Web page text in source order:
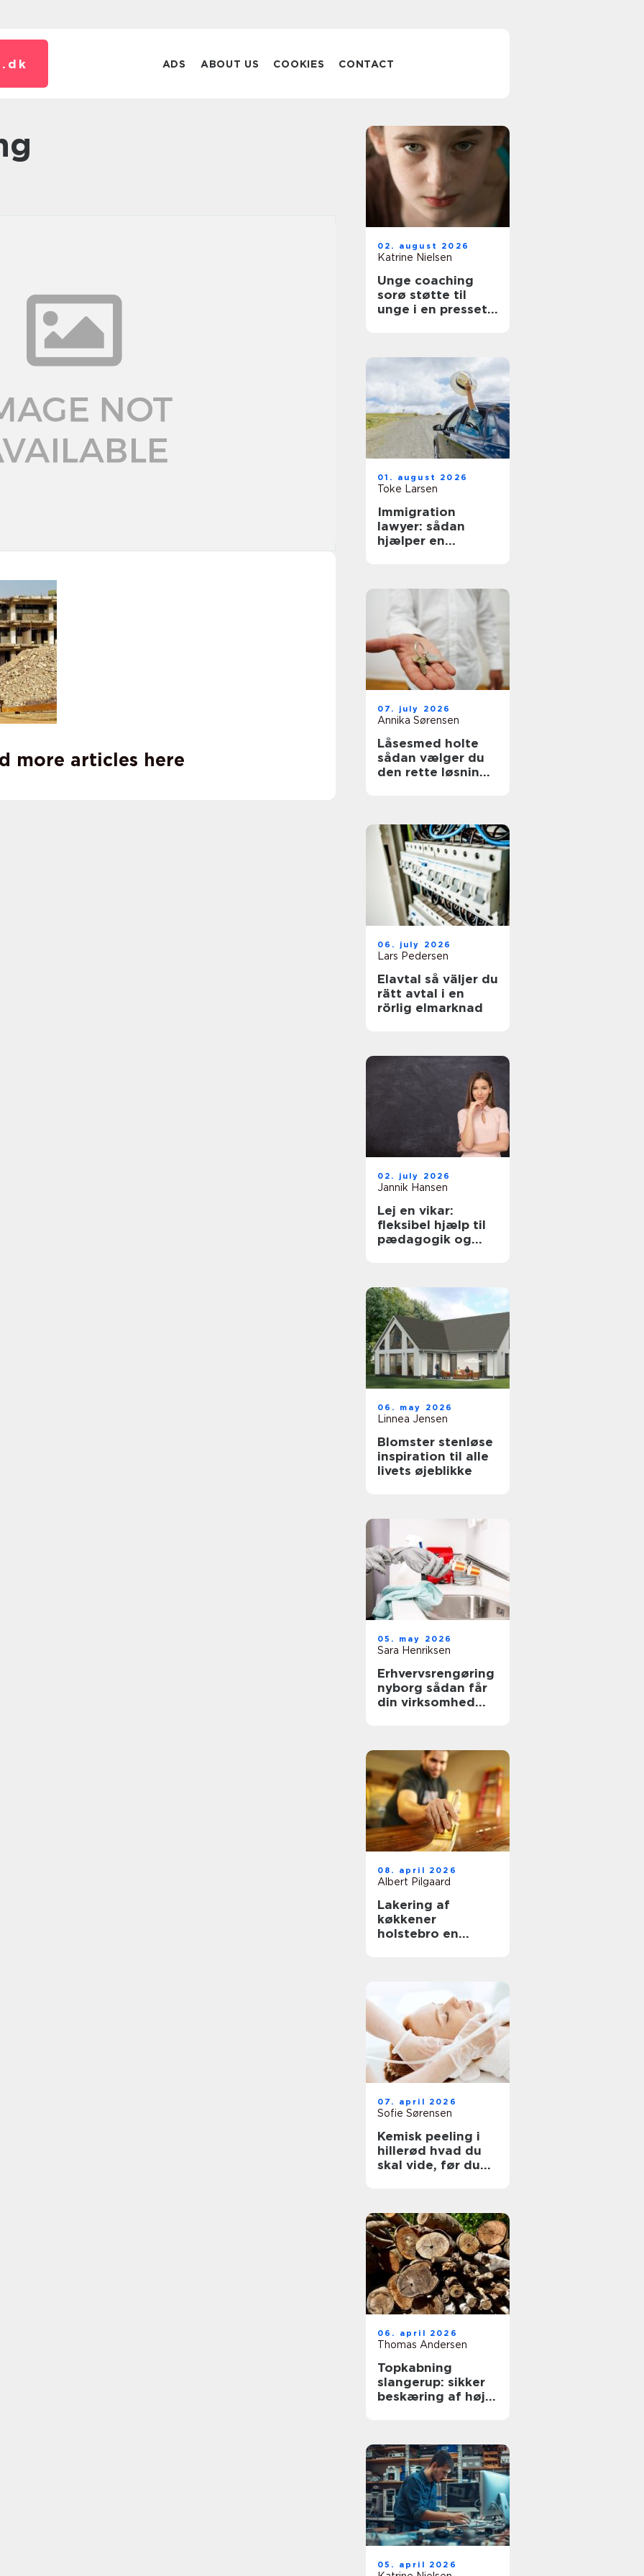
dk ADS ABOUT US COOKIES CONTACT
more articles here
02. august 2026
Katrine Nielsen
Unge coaching
sorø støtte til
unge i en presset
01. august 2026
Toke Larsen
Immigration
lawyer: sådan
hjælper en
07. july 2026
Annika Sørensen
Låsesmed holte
sådan vælger du
den rette løsning
06. july 2026
Lars Pedersen
Elavtal så väljer du
rätt avtal i en
rörlig elmarknad
02. july 2026
Jannik Hansen
Lej en vikar:
fleksibel hjælp til
pædagogik og
06. may 2026
Linnea Jensen
Blomster stenløse
inspiration til alle
livets øjeblikke
05. may 2026
Sara Henriksen
Erhvervsrengøring
nyborg sådan får
din virksomhed
08. april 2026
Albert Pilgaard
Lakering af
køkkener
holstebro en
07. april 2026
Sofie Sørensen
Kemisk peeling i
hillerød hvad du
skal vide, før du
06. april 2026
Thomas Andersen
Topkabning
slangerup: sikker
beskæring af høje
05. april 2026